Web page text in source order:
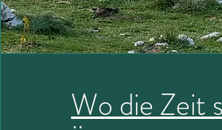
Wo die Zeit